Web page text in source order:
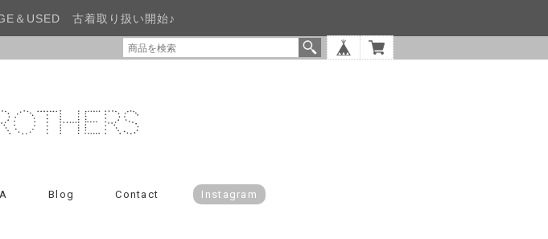
＆USED 古着取り扱い開始♪
Blog Contact Instagram